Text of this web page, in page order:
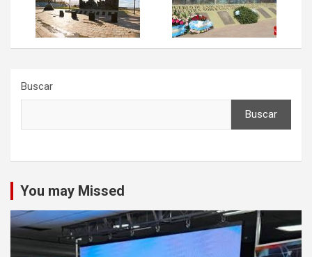
Buscar
Buscar
You may Missed